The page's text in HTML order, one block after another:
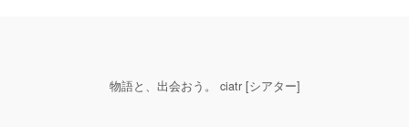
物語と、出会おう。 ciatr [シアター]